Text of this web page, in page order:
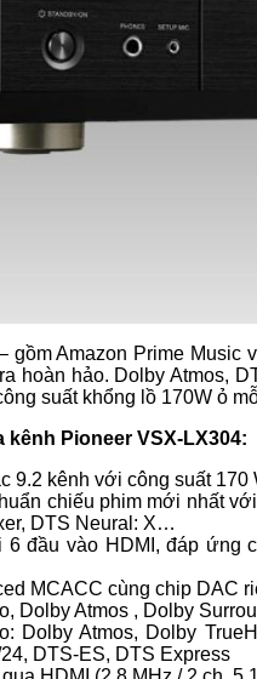
gồm Amazon Prime Music
hoàn hảo. Dolby Atmos,
suất khổng lồ 170W ỏ
Pioneer VSX-LX304:
9.2 kênh với công suất
chiếu phim mới nhất
DTS Neural: X…
đầu vào HDMI, đáp ứng
MCACC cùng chip DAC
Dolby Atmos , Dolby
Dolby Atmos, Dolby
DTS-ES, DTS Express